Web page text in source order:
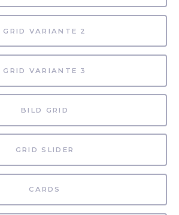
GRID VARIANTE 2
GRID VARIANTE 3
BILD GRID
GRID SLIDER
CARDS